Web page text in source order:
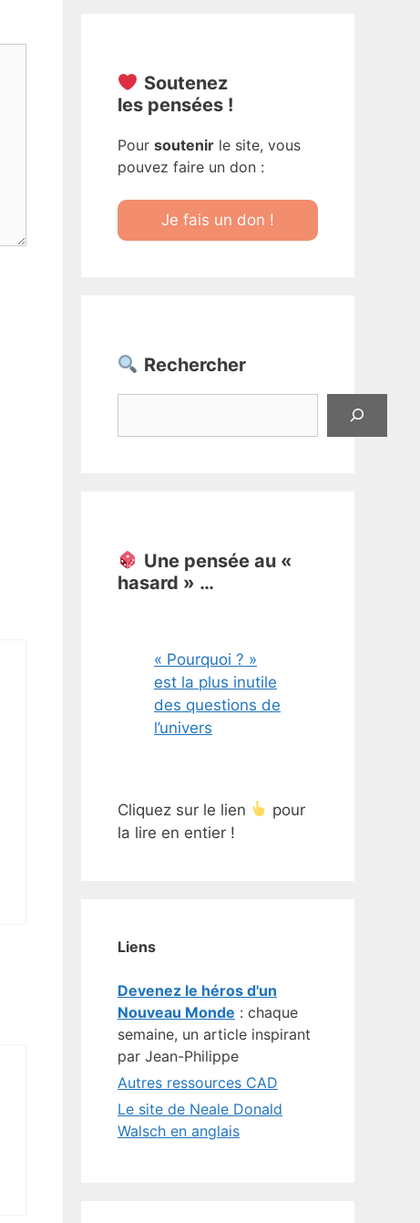
Soutenez
les pensées !
Pour soutenir le site, vous
pouvez faire un don :
Je fais un don !
Rechercher
Une pensée au «
hasard » …
« Pourquoi ? »
est la plus inutile
des questions de
l’univers
Cliquez sur le lien
pour
la lire en entier !
Liens
Devenez le héros d'un
Nouveau Monde : chaque
semaine, un article inspirant
par Jean-Philippe
Autres ressources CAD
Le site de Neale Donald
Walsch en anglais